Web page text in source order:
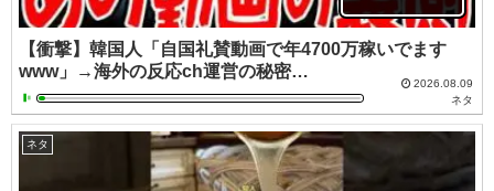
【衝撃】韓国人「自国礼賛動画で年4700万稼いでます
www」→海外の反応ch運営の秘密…
2026.08.09
ネタ
ネタ